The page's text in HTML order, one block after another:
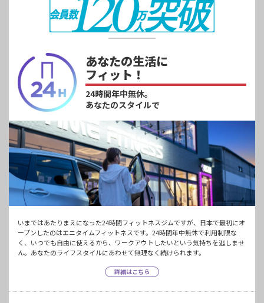
あなたの生活に
フィット！
24時間年中無休。
あなたのスタイルで
いまではあたりまえになった24時間フィットネスジムですが、日本で最初にオ
ープンしたのはエニタイムフィットネスです。24時間年中無休で利用制限な
く、いつでも自由に使えるから、ワークアウトしたいという気持ちを逃しませ
ん。あなたのライフスタイルにあわせて無理なく続けられます。
詳細はこちら